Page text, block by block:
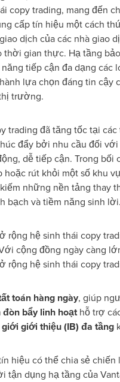
copy trading, mang đến
cấp tín hiệu một cách
dịch của các nhà giao
thời gian thực. Hạ tầng
tiếp cận đa dạng các
lựa chọn đáng tin cậy
trường.
trading đã tăng tốc tại
đẩy bởi nhu cầu đối với
dễ tiếp cận. Trong bối
hoặc rút khỏi một số khu
những nền tảng thay
bạch và tiềm năng sinh lời.
rộng hệ sinh thái copy
cộng đồng ngày càng
rộng hệ sinh thái copy
toán hàng ngày, giúp
bẩy linh hoạthỗ trợ
giới thiệu (IB) đa tầng
hiệu có thể chia sẻ
tận dụng hạ tầng của